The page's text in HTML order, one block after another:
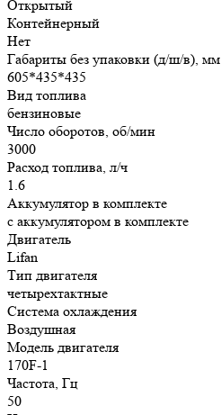
Открытый
Контейнерный
Нет
Габариты без упаковки (д/ш/в), мм
605*435*435
Вид топлива
бензиновые
Число оборотов, об/мин
3000
Расход топлива, л/ч
1.6
Аккумулятор в комплекте
с аккумулятором в комплекте
Двигатель
Lifan
Тип двигателя
четырехтактные
Система охлаждения
Воздушная
Модель двигателя
170F-1
Частота, Гц
50